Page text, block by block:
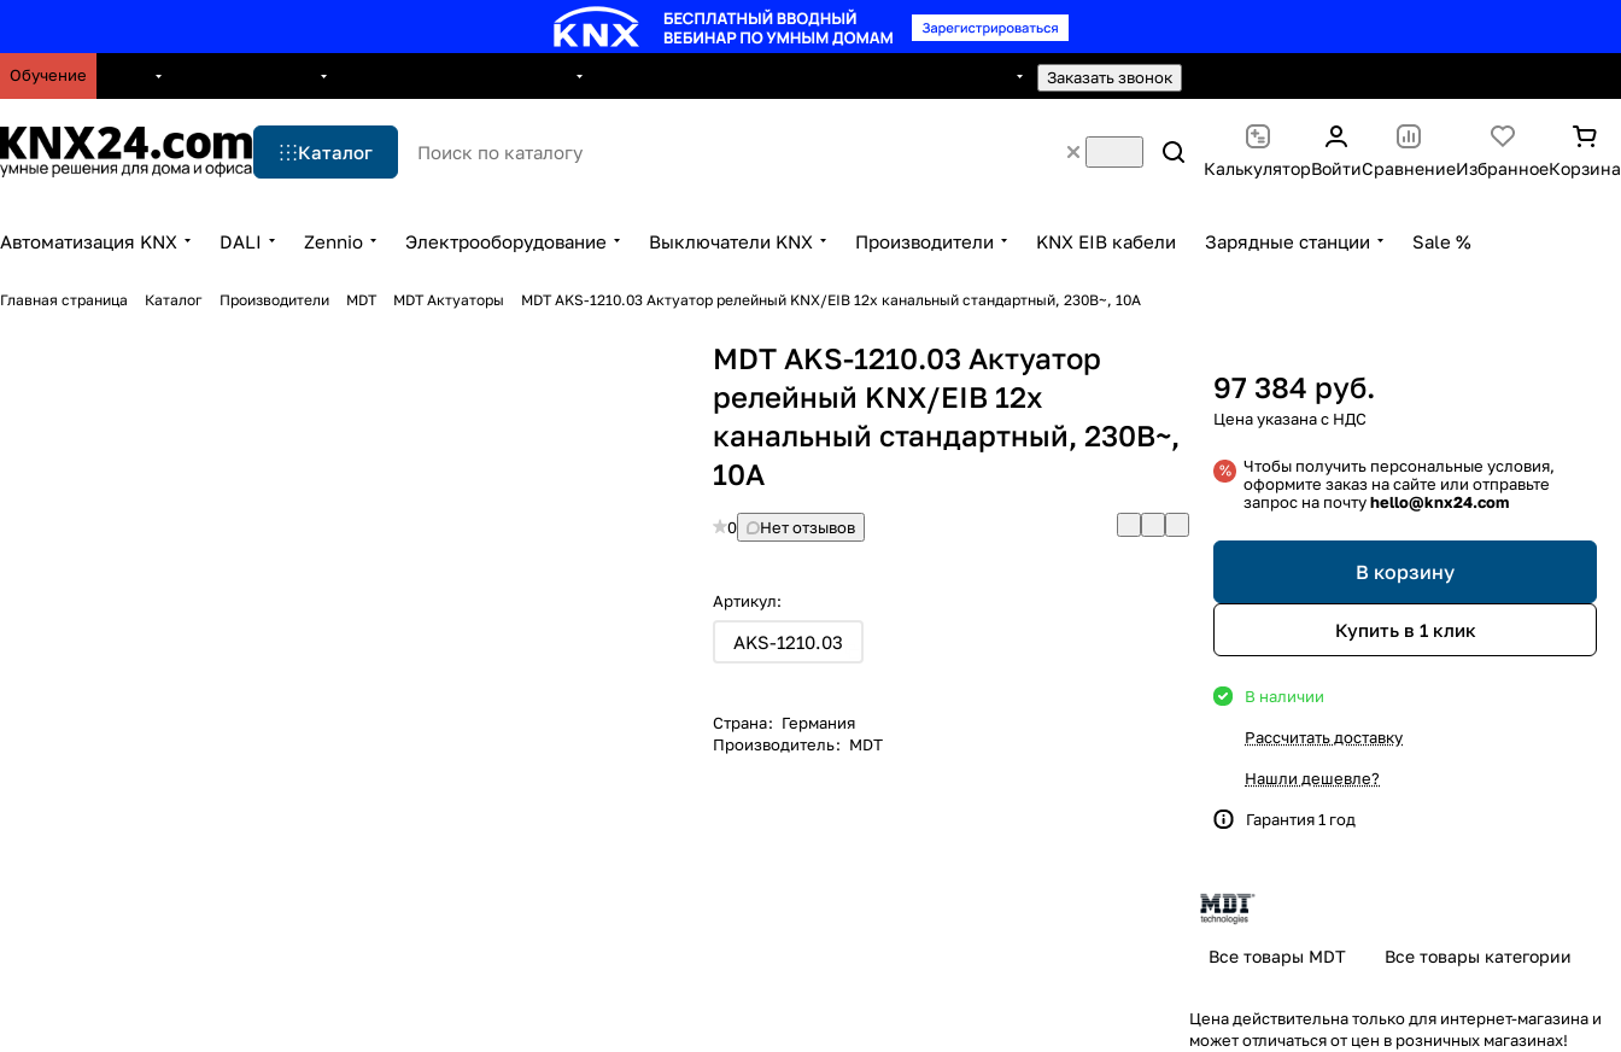
Обучение Заказать звонок
Каталог
КалькуляторВойтиСравнениеИзбранноеКорзина
Автоматизация KNX DALI Zennio Электрооборудование Выключатели KNX Производители KNX EIB кабели Зарядные станции Sale %
Главная страница Каталог Производители MDT MDT Актуаторы MDT AKS-1210.03 Актуатор релейный KNX/EIB 12x канальный стандартный, 230В~, 10A
MDT AKS-1210.03 Актуатор
релейный KNX/EIB 12x
канальный стандартный, 230В~,
10A
0 Нет отзывов
Артикул:
AKS-1210.03
Страна: Германия
Производитель: MDT
97 384 руб.
Чтобы получить персональные условия,
оформите заказ на сайте или отправьте
запрос на почтуhello@knx24.com
В корзину
Купить в 1 клик
В наличии
Рассчитать доставку
Нашли дешевле?
Гарантия 1 год
Все товары MDT Все товары категории
Цена действительна только для интернет-магазина и
может отличаться от цен в розничных магазинах!